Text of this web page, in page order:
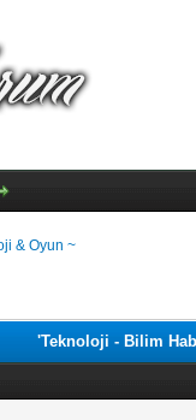
& Oyun ~
'Teknoloji - Bilim